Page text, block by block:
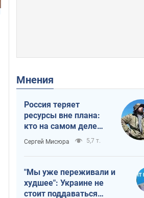
Мнения
Россия теряет
ресурсы вне плана:
кто на самом деле
диктует темп войны
Сергей Мисюра 5,7 т.
"Мы уже переживали и
худшее": Украине не
стоит поддаваться